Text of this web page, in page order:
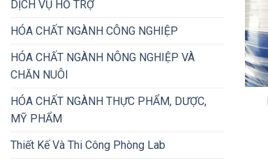
DỊCH VỤ HỖ TRỢ
HÓA CHẤT NGÀNH CÔNG NGHIỆP
HÓA CHẤT NGÀNH NÔNG NGHIỆP VÀ
CHĂN NUÔI
HÓA CHẤT NGÀNH THỰC PHẨM, DƯỢC,
MỸ PHẨM
Thiết Kế Và Thi Công Phòng Lab